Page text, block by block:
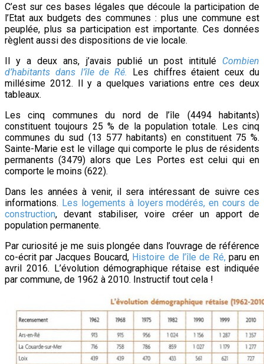
C’est sur ces bases légales que découle la participation de
l’Etat aux budgets des communes : plus une commune est
peuplée, plus sa participation est importante. Ces données
règlent aussi des dispositions de vie locale.
Il y a deux ans, j’avais publié un post intitulé Combien
d’habitants dans l’île de Ré.
Les chiffres étaient ceux du
millésime 2012. Il y a quelques variations entre ces deux
tableaux.
Les cinq communes du nord de l’île (4494 habitants)
constituent toujours 25 % de la population totale. Les cinq
communes du sud (13 577 habitants) en constituent 75 %.
Sainte-Marie est le village qui comporte le plus de résidents
permanents (3479) alors que Les Portes est celui qui en
comporte le moins (622).
Dans les années à venir, il sera intéressant de suivre ces
informations. Les logements à loyers modérés, en cours de
construction, devant stabiliser, voire créer un apport de
population permanente.
Par curiosité je me suis plongée dans l’ouvrage de référence
co-écrit par Jacques Boucard, Histoire de l’île de Ré,paru en
avril 2016. L’évolution démographique rétaise est indiquée
par commune, de 1962 à 2010. Instructif tout cela !